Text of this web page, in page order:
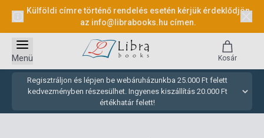
Külföldi címre történő rendelés esetén kérjük érdeklődjön
az info@librabooks.hu címen.
Regisztráljon és lépjen be webáruházunkba 25.000 Ft felett
kedvezményben részesülhet. Ingyenes kiszállítás 20.000 Ft
értékhatár felett!
Menü Kosár